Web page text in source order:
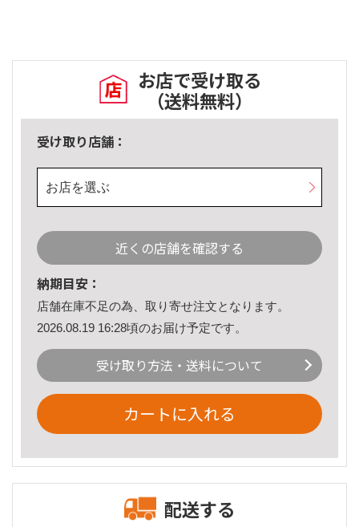
お店で受け取る
（送料無料）
受け取り店舗：
お店を選ぶ
近くの店舗を確認する
納期目安：
店舗在庫不足の為、取り寄せ注文となります。
2026.08.19 16:28頃のお届け予定です。
受け取り方法・送料について
カートに入れる
配送する